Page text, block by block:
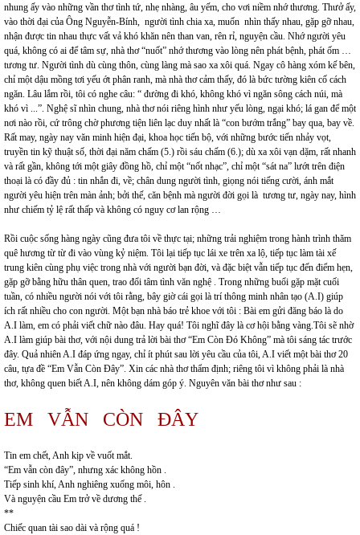
nhung ấy vào những vần thơ tình tứ, nhẹ nhàng, âu yếm, cho vơi niềm nhớ thương. Thưở ấy,
vào thời đại của Ông Nguyễn-Bính, người tình chia xa, muốn nhìn thấy nhau, gặp gỡ nhau,
nhận được tin nhau thực vất vả khó khăn nên than van, rên rỉ, nguyện cầu. Nhớ người yêu
quá, không có ai để tâm sự, nhà thơ “nuốt” nhớ thương vào lòng nên phát bệnh, phát ốm …
tương tư. Người tình dù cùng thôn, cùng làng mà sao xa xôi quá. Ngay cô hàng xóm kế bên,
chỉ một dậu mồng tơi yếu ớt phân ranh, mà nhà thơ cảm thấy, đó là bức tường kiên cố cách
ngăn. Lâu lắm rồi, tôi có nghe câu: “ đường đi khó, không khó vì ngăn sông cách núi, mà
khó vì ...”. Nghệ sĩ nhìn chung, nhà thơ nói riêng hình như yếu lòng, ngại khó; lá gan để một
nơi nào rồi, cứ trông chờ phương tiện liên lạc duy nhất là “con bướm trắng” bay qua, bay về.
Rất may, ngày nay văn minh hiện đại, khoa học tiến bộ, với những bước tiến nhảy vọt,
truyền tin kỹ thuật số, thời đại năm chấm (5.) rồi sáu chấm (6.); dù xa xôi vạn dặm, rất nhanh
và rất gần, không tới một giây đồng hồ, chỉ một “nốt nhạc”, chỉ một “sát na” lướt trên điện
thoại là có đầy đủ : tin nhắn đi, về; chân dung người tình, giọng nói tiếng cười, ánh mắt
người yêu hiện trên màn ảnh; bởi thế, căn bệnh mà người đời gọi là tương tư, ngày nay, hình
như chiếm tỷ lệ rất thấp và không có nguy cơ lan rộng …
Rồi cuộc sống hàng ngày cũng đưa tôi về thực tại; những trải nghiệm trong hành trình thăm
quê hương từ từ đi vào vùng kỷ niệm. Tôi lại tiếp tục lái xe trên xa lộ, tiếp tục làm tài xế
trung kiên cùng phụ việc trong nhà với người bạn đời, và đặc biệt vẫn tiếp tục đến điểm hẹn,
gặp gỡ bằng hữu thân quen, trao đổi tâm tình văn nghệ . Trong những buổi gặp mặt cuối
tuần, có nhiều người nói với tôi rằng, bây giờ cái gọi là trí thông minh nhân tạo (A.I) giúp
ích rất nhiều cho con người. Một bạn nhà báo trẻ khoe với tôi : Bài em gửi đăng báo là do
A.I làm, em có phải viết chữ nào đâu. Hay quá! Tôi nghĩ đây là cơ hội bằng vàng.Tôi sẽ nhờ
A.I làm giúp bài thơ, với nội dung trả lời bài thơ “Em Còn Đó Không” mà tôi sáng tác trước
đây. Quả nhiên A.I đáp ứng ngay, chỉ ít phút sau lời yêu cầu của tôi, A.I viết một bài thơ 20
câu, tựa đề “Em Vẫn Còn Đây”. Xin các nhà thơ thẩm định; riêng tôi vì không phải là nhà
thơ, không quen biết A.I, nên không dám góp ý. Nguyên văn bài thơ như sau :
EM VẪN CÒN ĐÂY
Tin em chết, Anh kịp về vuốt mắt.
“Em vẫn còn đây”, nhưng xác không hồn .
Tiếp sinh khí, Anh nghiêng xuống môi, hôn .
Và nguyện cầu Em trở về dương thế .
**
Chiếc quan tài sao dài và rộng quá !